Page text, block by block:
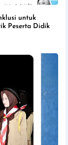
untuk
Peserta Didik